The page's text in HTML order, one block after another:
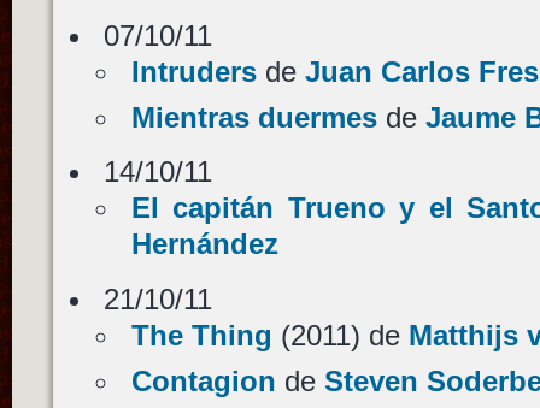
07/10/11
Intrudersde Juan Carlos
Mientras duermesde Jaume
14/10/11
El capitán Trueno y el
Hernández
21/10/11
The Thing (2011) de Matthijs
Contagion de Steven